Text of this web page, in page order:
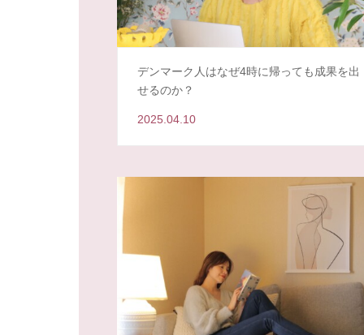
デンマーク人はなぜ4時に帰っても成果を出
せるのか？
2025.04.10